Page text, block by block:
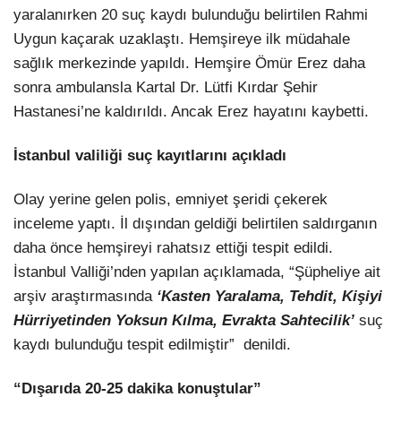
Dribbble
Telegram
yaralanırken 20 suç kaydı bulunduğu belirtilen Rahmi
Uygun kaçarak uzaklaştı. Hemşireye ilk müdahale
sağlık merkezinde yapıldı. Hemşire Ömür Erez daha
sonra ambulansla Kartal Dr. Lütfi Kırdar Şehir
Hastanesi’ne kaldırıldı. Ancak Erez hayatını kaybetti.
İstanbul valiliği suç kayıtlarını açıkladı
Olay yerine gelen polis, emniyet şeridi çekerek
inceleme yaptı. İl dışından geldiği belirtilen saldırganın
daha önce hemşireyi rahatsız ettiği tespit edildi.
İstanbul Valliği’nden yapılan açıklamada, “Şüpheliye ait
arşiv araştırmasında ‘Kasten Yaralama, Tehdit, Kişiyi
Hürriyetinden Yoksun Kılma, Evrakta Sahtecilik’ suç
kaydı bulunduğu tespit edilmiştir” denildi.
“Dışarıda 20-25 dakika konuştular”